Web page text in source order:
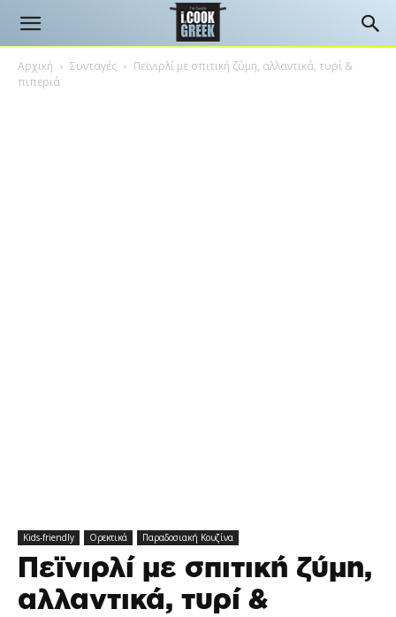
Αρχική Συνταγές
Πεϊνιρλί με σπιτική ζύμη, αλλαντικά, τυρί &
πιπεριά
Kids-friendly Ορεκτικά Παραδοσιακή Κουζίνα
Πεϊνιρλί με σπιτική ζύμη,
αλλαντικά, τυρί &